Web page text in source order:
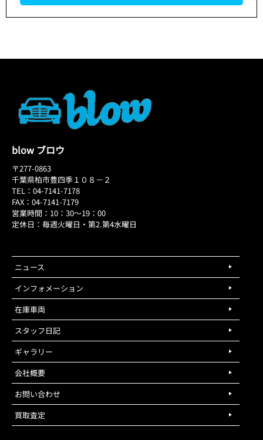
blow ブロウ
〒277-0863
千葉県柏市豊四季１０８－２
TEL：04-7141-7178
FAX：04-7141-7179
営業時間：10：30～19：00
定休日：毎週火曜日・第2.第4水曜日
ニュース
インフォメーション
在庫車両
スタッフ日記
ギャラリー
会社概要
お問い合わせ
買取査定